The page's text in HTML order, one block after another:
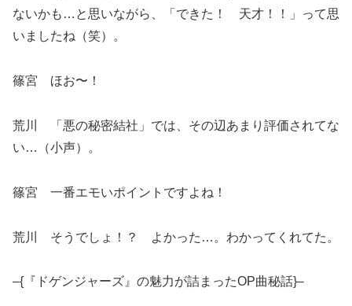
ないかも…と思いながら、「できた！ 天才！！」って思
いましたね（笑）。
篠宮 ほお〜！
荒川 「悪の秘密結社」では、その辺あまり評価されてな
い…（小声）。
篠宮 一番エモいポイントですよね！
荒川 そうでしょ！？ よかった…。わかってくれてた。
–{『ドゲンジャーズ』の魅力が詰まったOP曲秘話}–